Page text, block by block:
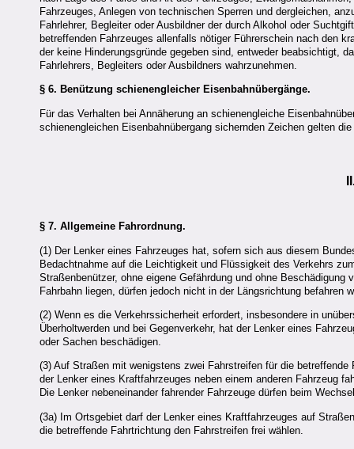
Fahrzeuges, Anlegen von technischen Sperren und dergleichen,
Fahrlehrer, Begleiter oder Ausbildner der durch Alkohol oder
betreffenden Fahrzeuges allenfalls nötiger Führerschein nach den
der keine Hinderungsgründe gegeben sind, entweder beabsichtigt,
Fahrlehrers, Begleiters oder Ausbildners wahrzunehmen.
§ 6. Benützung schienengleicher Eisenbahnübergänge.
Für das Verhalten bei Annäherung an schienengleiche
schienengleichen Eisenbahnübergang sichernden Zeichen gelten
§ 7. Allgemeine Fahrordnung.
(1) Der Lenker eines Fahrzeuges hat, sofern sich aus diesem
Bedachtnahme auf die Leichtigkeit und Flüssigkeit des Verkehrs
Straßenbenützer, ohne eigene Gefährdung und ohne
Fahrbahn liegen, dürfen jedoch nicht in der Längsrichtung
(2) Wenn es die Verkehrssicherheit erfordert, insbesondere in
Überholtwerden und bei Gegenverkehr, hat der Lenker eines
oder Sachen beschädigen.
(3) Auf Straßen mit wenigstens zwei Fahrstreifen für die
der Lenker eines Kraftfahrzeuges neben einem anderen Fahrzeug
Die Lenker nebeneinander fahrender Fahrzeuge dürfen beim
(3a) Im Ortsgebiet darf der Lenker eines Kraftfahrzeuges auf
die betreffende Fahrtrichtung den Fahrstreifen frei wählen.